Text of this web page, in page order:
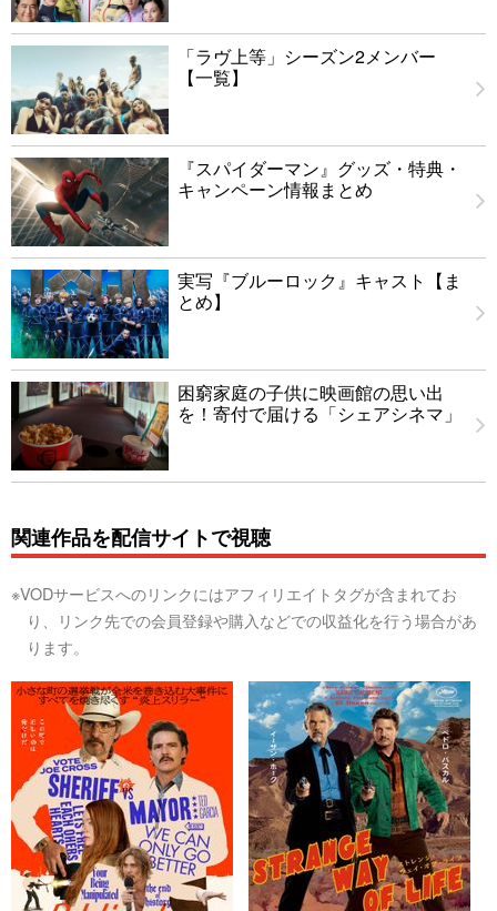
「ラヴ上等」シーズン2メンバー
【一覧】
『スパイダーマン』グッズ・特典・
キャンペーン情報まとめ
実写『ブルーロック』キャスト【ま
とめ】
困窮家庭の子供に映画館の思い出
を！寄付で届ける「シェアシネマ」
関連作品を配信サイトで視聴
※VODサービスへのリンクにはアフィリエイトタグが含まれてお
り、リンク先での会員登録や購入などでの収益化を行う場合があ
ります。